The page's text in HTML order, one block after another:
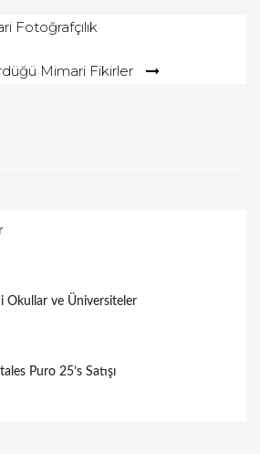
Fotoğrafçılık
Mimari Fikirler
Okullar ve Üniversiteler
Puro 25’s Satışı